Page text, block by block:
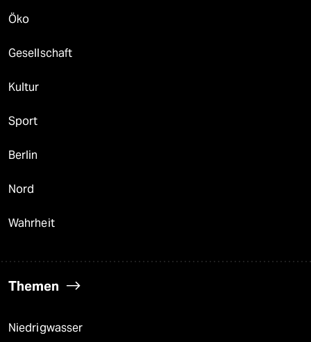
Öko
Gesellschaft
Kultur
Sport
Berlin
Nord
Wahrheit
Themen
Niedrigwasser